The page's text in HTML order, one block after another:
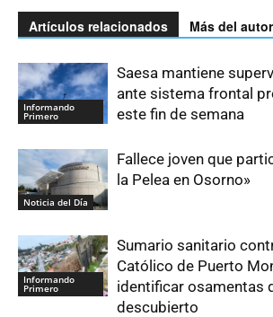
Artículos relacionados Más del autor
Informando
Primero
Saesa mantiene
ante sistema frontal
este fin de semana
Noticia del Día
Fallece joven que
la Pelea en Osorno»
Informando
Primero
Sumario sanitario
Católico de Puerto
identificar osamentas
descubierto